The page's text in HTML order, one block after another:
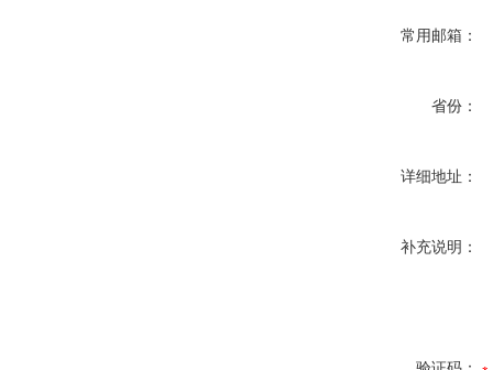
常用邮箱：
省份：
详细地址：
补充说明：